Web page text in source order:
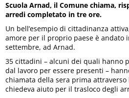
Scuola Arnad, il Comune chiama,
arredi completato in tre ore.
Un bell’esempio di cittadinanza
amore per il proprio paese è andato
settembre, ad Arnad.
35 cittadini – alcuni dei quali hanno
dal lavoro per essere presenti –
chiamata della sera prima
chiedeva aiuto per il trasloco degli